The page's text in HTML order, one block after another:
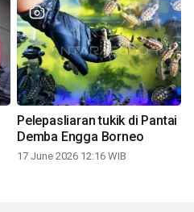
Pelepasliaran tukik di Pantai
Demba Engga Borneo
17 June 2026 12:16 WIB